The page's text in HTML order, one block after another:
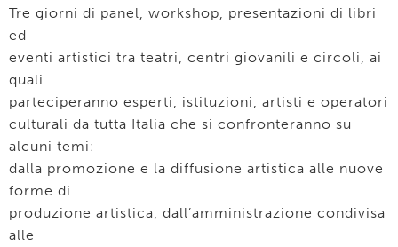
Tre giorni di panel, workshop, presentazioni di libri
ed
eventi artistici tra teatri, centri giovanili e circoli, ai
quali
parteciperanno esperti, istituzioni, artisti e operatori
culturali da tutta Italia che si confronteranno su
alcuni temi:
dalla promozione e la diffusione artistica alle nuove
forme di
produzione artistica, dall’amministrazione condivisa
alle